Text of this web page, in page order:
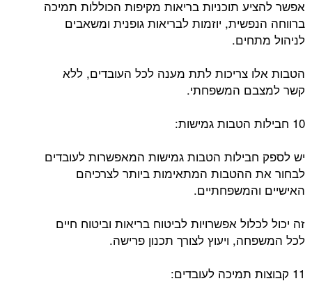
אפשר להציע תוכניות בריאות מקיפות הכוללות תמיכה
ברווחה הנפשית, יוזמות לבריאות גופנית ומשאבים
לניהול מתחים.
הטבות אלו צריכות לתת מענה לכל העובדים, ללא
קשר למצבם המשפחתי.
10 חבילות הטבות גמישות:
יש לספק חבילות הטבות גמישות המאפשרות לעובדים
לבחור את ההטבות המתאימות ביותר לצרכיהם
האישיים והמשפחתיים.
זה יכול לכלול אפשרויות לביטוח בריאות וביטוח חיים
לכל המשפחה, ויעוץ לצורך תכנון פרישה.
11 קבוצות תמיכה לעובדים: